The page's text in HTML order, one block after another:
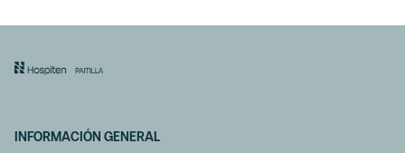
INFORMACIÓN GENERAL